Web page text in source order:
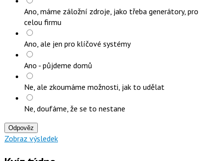
Ano, máme záložní zdroje, jako třeba generátory, pro
celou firmu
Ano, ale jen pro klíčové systémy
Ano - půjdeme domů
Ne, ale zkoumáme možnosti, jak to udělat
Ne, doufáme, že se to nestane
Odpověz
Zobraz výsledek